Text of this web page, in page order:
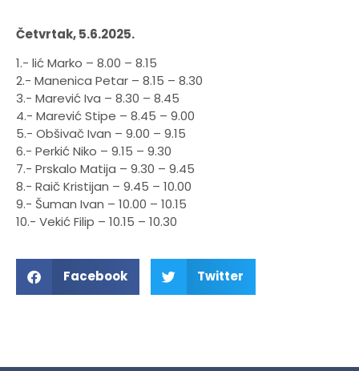
Četvrtak, 5.6.2025.
1.- lić Marko – 8.00 – 8.15
2.- Manenica Petar – 8.15 – 8.30
3.- Marević Iva – 8.30 – 8.45
4.- Marević Stipe – 8.45 – 9.00
5.- Obšivač Ivan – 9.00 – 9.15
6.- Perkić Niko – 9.15 – 9.30
7.- Prskalo Matija – 9.30 – 9.45
8.- Raič Kristijan – 9.45 – 10.00
9.- Šuman Ivan – 10.00 – 10.15
10.- Vekić Filip – 10.15 – 10.30
Facebook Twitter